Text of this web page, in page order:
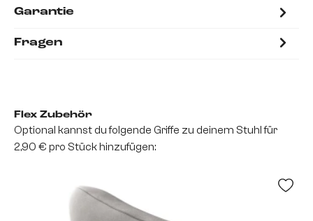
Garantie
Fragen
Flex Zubehör
Optional kannst du folgende Griffe zu deinem Stuhl für
2,90 € pro Stück hinzufügen: